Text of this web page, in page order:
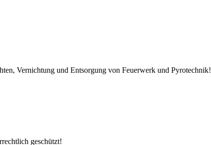
Vernichtung und Entsorgung von Feuerwerk und Pyrotechnik!
geschützt!